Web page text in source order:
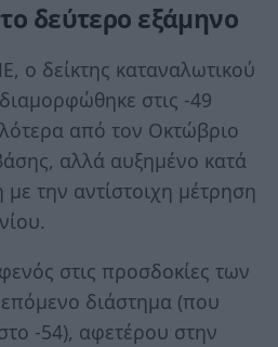
δεύτερο εξάμηνο
ο δείκτης καταναλωτικού
στις -49
από τον Οκτώβριο
αλλά αυξημένο κατά
την αντίστοιχη μέτρηση
στις προσδοκίες των
διάστημα (που
-54), αφετέρου στην